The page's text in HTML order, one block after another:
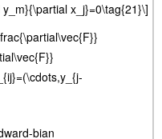
x_j}=0\tag{21}\]
bian